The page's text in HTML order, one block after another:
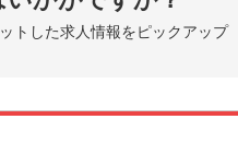
トした求人情報をピックアップ